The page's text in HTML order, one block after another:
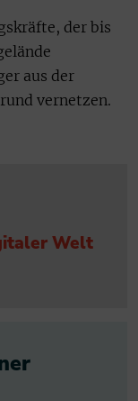
der bis
aus der
vernetzen.
Welt